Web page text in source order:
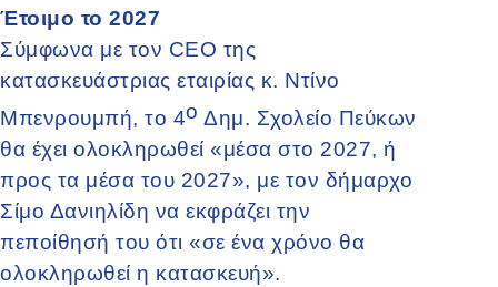
Έτοιμο το 2027
Σύμφωνα με τον CEO της
κατασκευάστριας εταιρίας κ. Ντίνο
Μπενρουμπή, το 4ο Δημ. Σχολείο Πεύκων
θα έχει ολοκληρωθεί «μέσα στο 2027, ή
προς τα μέσα του 2027», με τον δήμαρχο
Σίμο Δανιηλίδη να εκφράζει την
πεποίθησή του ότι «σε ένα χρόνο θα
ολοκληρωθεί η κατασκευή».